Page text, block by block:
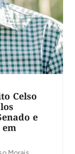
Celso
e